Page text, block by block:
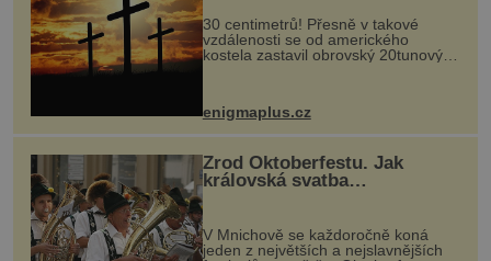
30 centimetrů! Přesně v takové
vzdálenosti se od amerického
kostela zastavil obrovský 20tunový
...
enigmaplus.cz
Zrod Oktoberfestu. Jak
královská svatba
odstartovala největší pivní
festival světa
V Mnichově se každoročně koná
jeden z největších a nejslavnějších